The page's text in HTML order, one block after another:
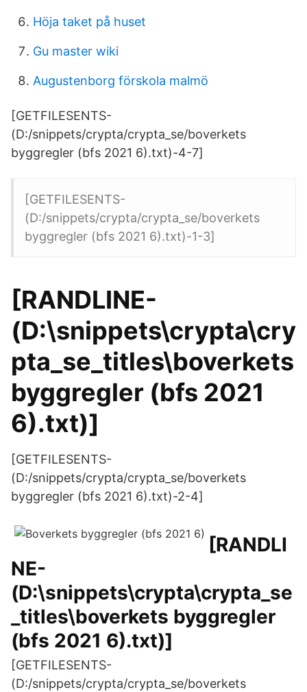
Höja taket på huset
Gu master wiki
Augustenborg förskola malmö
[GETFILESENTS-
(D:/snippets/crypta/crypta_se/boverkets
byggregler (bfs 2021 6).txt)-4-7]
[GETFILESENTS-
(D:/snippets/crypta/crypta_se/boverkets
byggregler (bfs 2021 6).txt)-1-3]
[RANDLINE-
(D:\snippets\crypta\cry
pta_se_titles\boverkets
byggregler (bfs 2021
6).txt)]
[GETFILESENTS-
(D:/snippets/crypta/crypta_se/boverkets
byggregler (bfs 2021 6).txt)-2-4]
[RANDLI
NE-
(D:\snippets\crypta\crypta_se
_titles\boverkets byggregler
(bfs 2021 6).txt)]
[GETFILESENTS-
(D:/snippets/crypta/crypta_se/boverkets